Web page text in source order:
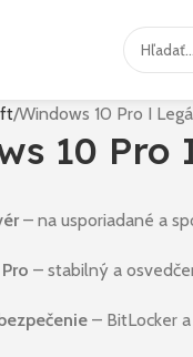
Windows 10 Pro I
10
– na usporiadané a
– stabilný a
– BitLocker